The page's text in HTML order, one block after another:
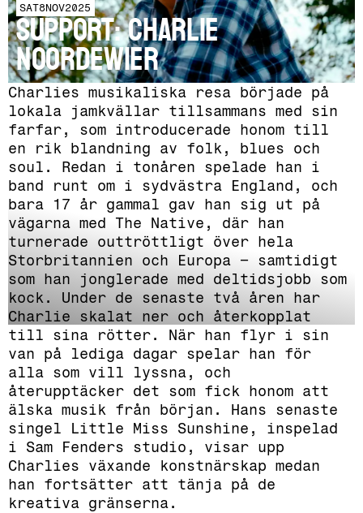
SAT8NOV2025
SUPPORT: Charlie
Noordewier
Charlies musikaliska resa började på
lokala jamkvällar tillsammans med sin
farfar, som introducerade honom till
en rik blandning av folk, blues och
soul. Redan i tonåren spelade han i
band runt om i sydvästra England, och
bara 17 år gammal gav han sig ut på
vägarna med The Native, där han
turnerade outtröttligt över hela
Storbritannien och Europa – samtidigt
som han jonglerade med deltidsjobb som
kock. Under de senaste två åren har
Charlie skalat ner och återkopplat
till sina rötter. När han flyr i sin
van på lediga dagar spelar han för
alla som vill lyssna, och
återupptäcker det som fick honom att
älska musik från början. Hans senaste
singel Little Miss Sunshine, inspelad
i Sam Fenders studio, visar upp
Charlies växande konstnärskap medan
han fortsätter att tänja på de
kreativa gränserna.